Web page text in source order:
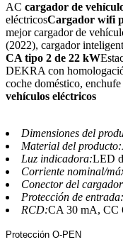
AC cargador de
eléctricosCargador wifi
mejor cargador de
(2022), cargador
CA tipo 2 de 22 kW
DEKRA con
coche doméstico,
vehículos eléctricos
Dimensiones del
Material del producto:
Luz indicadora:LED
Corriente nominal/
Conector del
Protección de entrada:
RCD:CA 30 mA, CC
Protección O-PEN